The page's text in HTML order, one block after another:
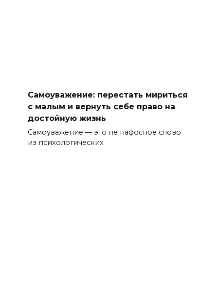
Самоуважение: перестать мириться
с малым и вернуть себе право на
достойную жизнь
Самоуважение — это не пафосное слово
из психологических